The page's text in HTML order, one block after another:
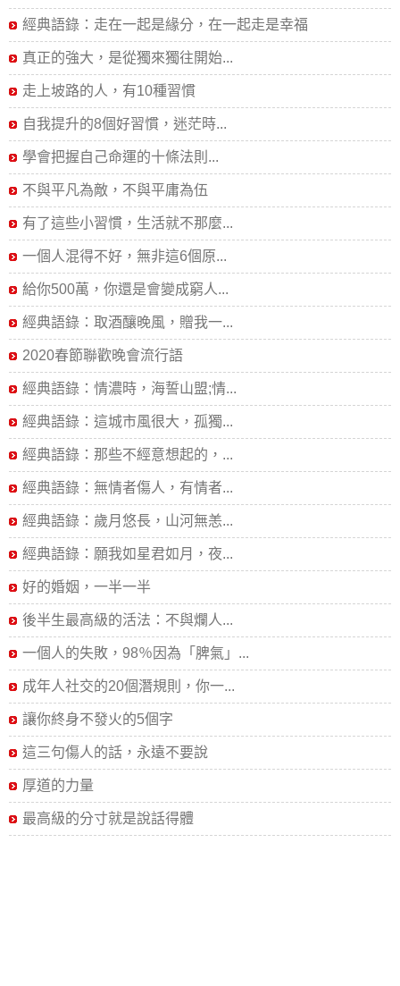
經典語錄：走在一起是緣分，在一起走是幸福
真正的強大，是從獨來獨往開始...
走上坡路的人，有10種習慣
自我提升的8個好習慣，迷茫時...
學會把握自己命運的十條法則...
不與平凡為敵，不與平庸為伍
有了這些小習慣，生活就不那麼...
一個人混得不好，無非這6個原...
給你500萬，你還是會變成窮人...
經典語錄：取酒釀晚風，贈我一...
2020春節聯歡晚會流行語
經典語錄：情濃時，海誓山盟;情...
經典語錄：這城市風很大，孤獨...
經典語錄：那些不經意想起的，...
經典語錄：無情者傷人，有情者...
經典語錄：歲月悠長，山河無恙...
經典語錄：願我如星君如月，夜...
好的婚姻，一半一半
後半生最高級的活法：不與爛人...
一個人的失敗，98％因為「脾氣」...
成年人社交的20個潛規則，你一...
讓你終身不發火的5個字
這三句傷人的話，永遠不要說
厚道的力量
最高級的分寸就是說話得體